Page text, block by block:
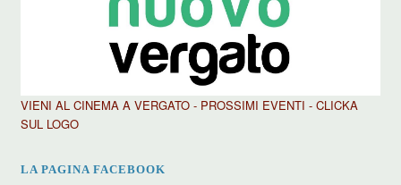
VIENI AL CINEMA A VERGATO - PROSSIMI EVENTI - CLICKA
SUL LOGO
LA PAGINA FACEBOOK